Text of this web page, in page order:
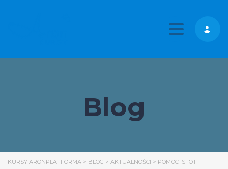
Toggle
Blog
KURSY ARONPLATFORMA > BLOG > AKTUALNOŚCI > POMOC ISTOT